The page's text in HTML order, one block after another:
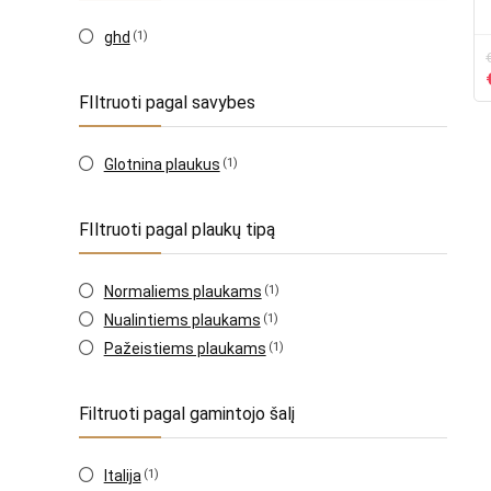
ghd (1)
FIltruoti pagal savybes
Glotnina plaukus (1)
FIltruoti pagal plaukų tipą
Normaliems plaukams (1)
Nualintiems plaukams (1)
Pažeistiems plaukams (1)
Filtruoti pagal gamintojo šalį
Italija (1)